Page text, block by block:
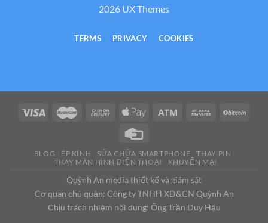
2026 UX Themes
TERMS PRIVACY COOKIES
BLOG ÉP KÍNH SỬA CHỮA SMARTPHONE
THAY PIN
THAY MÀN HÌNH ĐIỆN THOẠI
KHUYẾN MẠI
Quỳnh An media thiết kế và giám sát
Cơ quan chủ quản: Công ty TNHH XD&CN Quỳnh An
Chịu trách nhiệm nội dung: Ông Trần Duy Hậu